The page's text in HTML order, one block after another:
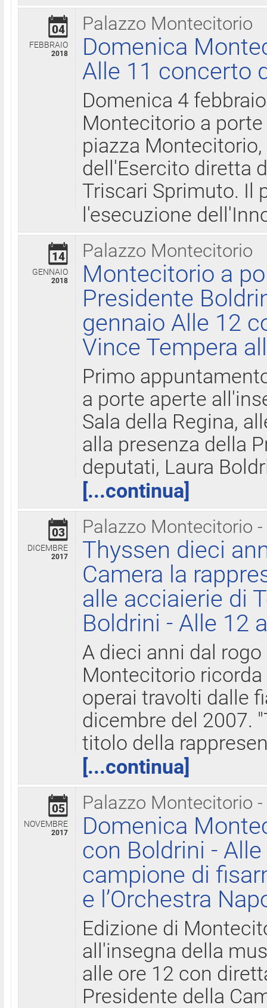
Palazzo Montecitorio
04
FEBBRAIO
2018
Domenica
Alle 11 concerto
Domenica 4
Montecitorio a
piazza
dell'Esercito diretta
Triscari Sprimuto. Il
l'esecuzione
Palazzo Montecitorio
14
GENNAIO
2018
Montecitorio a
Presidente
gennaio Alle 12
Vince Tempera
Primo
a porte aperte
Sala della Regina,
alla presenza della
deputati, Laura
[...continua]
Palazzo Montecitorio
03
DICEMBRE
2017
Thyssen dieci
Camera la
alle acciaierie di
Boldrini - Alle 12
A dieci anni dal
Montecitorio
operai travolti dalle
dicembre del 2007.
titolo della
[...continua]
Palazzo Montecitorio
05
NOVEMBRE
2017
Domenica
con Boldrini -
campione di
e l’Orchestra
Edizione di
all'insegna della
alle ore 12 con
Presidente della